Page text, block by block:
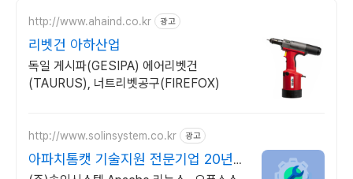
http://www.ahaind.co.kr 광고
리벳건 아하산업
독일 게시파(GESIPA) 에어리벳건
(TAURUS), 너트리벳공구(FIREFOX)
http://www.solinsystem.co.kr 광고
아파치톰캣 기술지원 전문기업 20년이